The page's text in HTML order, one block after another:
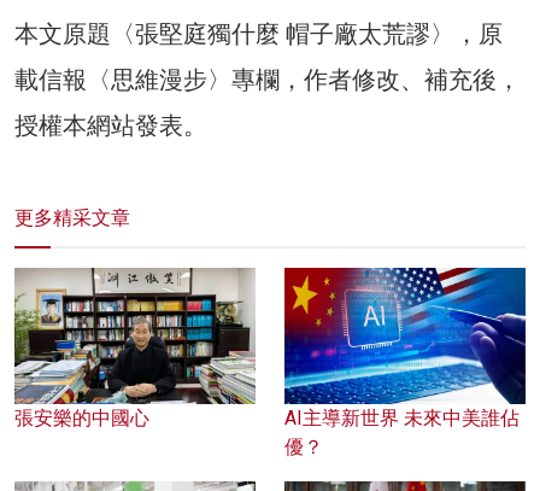
本文原題〈張堅庭獨什麼 帽子廠太荒謬〉，原
載信報〈思維漫步〉專欄，作者修改、補充後，
授權本網站發表。
更多精采文章
張安樂的中國心
AI主導新世界 未來中美誰佔
優？